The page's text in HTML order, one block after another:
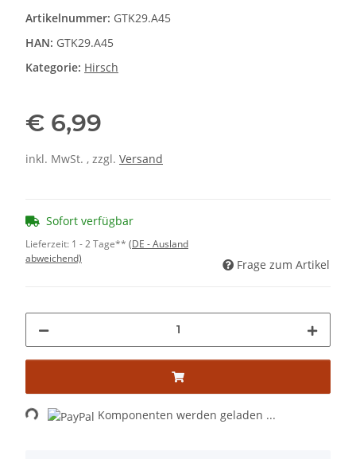
Artikelnummer: GTK29.A45
HAN: GTK29.A45
Kategorie: Hirsch
€ 6,99
inkl. MwSt. , zzgl. Versand
Sofort verfügbar
Lieferzeit: 1 - 2 Tage** (DE - Ausland
abweichend)
Frage zum Artikel
Loading... Komponenten werden geladen ...